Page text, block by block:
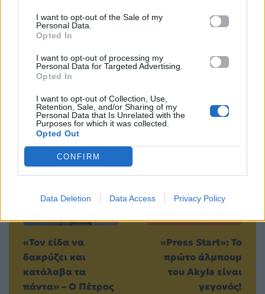
I want to opt-out of the Sale of my
Personal Data.
Opted In
I want to opt-out of processing my
Personal Data for Targeted Advertising.
Opted In
I want to opt-out of Collection, Use,
Retention, Sale, and/or Sharing of my
Personal Data that Is Unrelated with the
Purposes for which it was collected.
Opted Out
CONFIRM
Data Deletion Data Access Privacy Policy
Προηγούμενο
«Τον είδα να
δακρύζει και
κατάλαβα τα
πάντα» – Ο Πέτρος
«Press Start»: To
πρώτο άλμπουμ
του Akyla είναι
γεγονός!